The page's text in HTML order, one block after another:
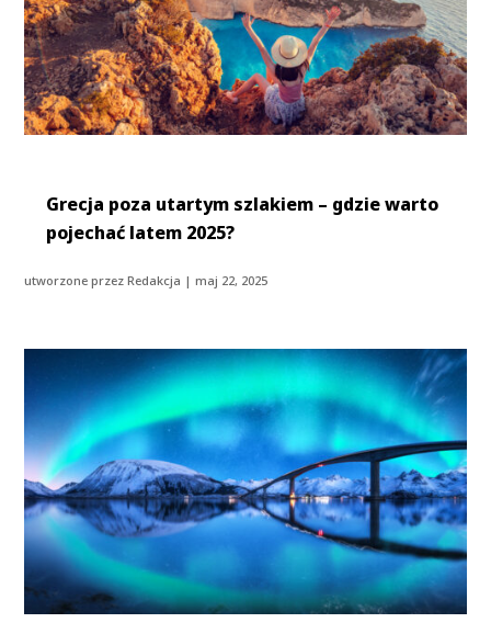
Grecja poza utartym szlakiem – gdzie warto
pojechać latem 2025?
utworzone przezRedakcja |maj 22, 2025